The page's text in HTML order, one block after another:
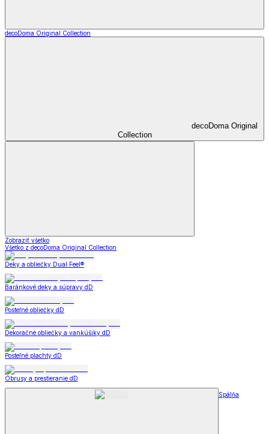
decoDoma Original Collection
decoDoma Original
Collection
Zobraziť všetko
Všetko z decoDoma Original Collection
Deky a obliečky Dual Feel®
Baránkové deky a súpravy dD
Posteľné obliečky dD
Dekoračné obliečky a vankúšiky dD
Posteľné plachty dD
Obrusy a prestieranie dD
Spálňa